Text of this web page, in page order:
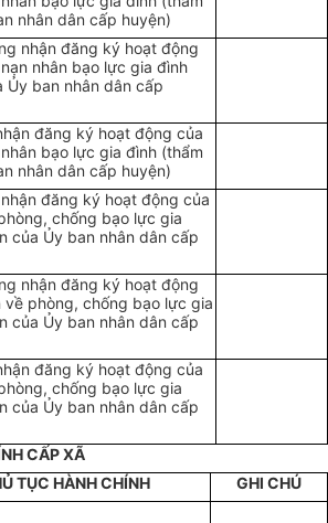
nhân dân cấp huyện)
nhận đăng ký hoạt động
nhân bạo lực gia đình
Ủy ban nhân dân cấp
đăng ký hoạt động của
bạo lực gia đình (thẩm
nhân dân cấp huyện)
đăng ký hoạt động của
chống bạo lực gia
của Ủy ban nhân dân cấp
nhận đăng ký hoạt động
phòng, chống bạo lực gia
của Ủy ban nhân dân cấp
đăng ký hoạt động của
chống bạo lực gia
của Ủy ban nhân dân cấp
CẤP XÃ
TỤC HÀNH CHÍNH
GHI CHÚ